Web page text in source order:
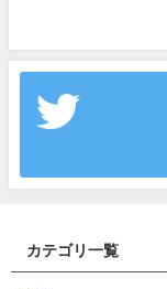
カテゴリ一覧